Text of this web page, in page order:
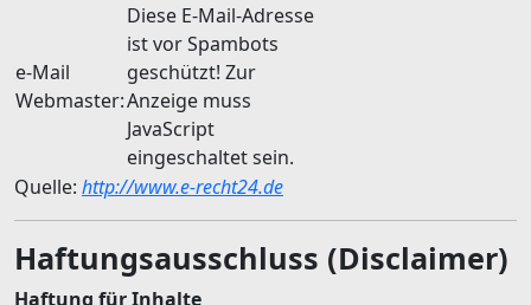
e-Mail
Webmaster:
Diese E-Mail-Adresse
ist vor Spambots
geschützt! Zur
Anzeige muss
JavaScript
eingeschaltet sein.
Quelle: http://www.e-recht24.de
Haftungsausschluss (Disclaimer)
Haftung für Inhalte